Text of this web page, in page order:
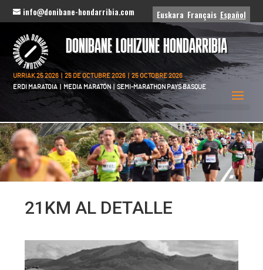
info@donibane-hondarribia.com Euskara Français Español
DONIBANE LOHIZUNE HONDARRIBIA
URRIAK 25 2026 | 25 DE OCTUBRE 2026 | 25 OCTOBRE 2026
ERDI MARATOIA | MEDIA MARATÓN | SEMI-MARATHON PAYS BASQUE
21KM AL DETALLE